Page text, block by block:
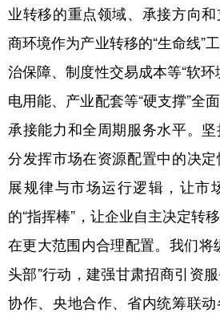
业转移的重点领域、承接方向
商环境作为产业转移的“生命线”
治保障、制度性交易成本等“软
电用能、产业配套等“硬支撑”全
承接能力和全周期服务水平。
分发挥市场在资源配置中的决
展规律与市场运行逻辑，让市
的“指挥棒”，让企业自主决定转
在更大范围内合理配置。我们将
头部”行动，建强甘肃招商引资
协作、央地合作、省内统筹联